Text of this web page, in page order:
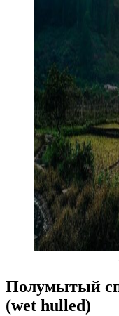
Полумытый
(wet hulled)